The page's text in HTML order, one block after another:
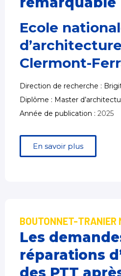
Ecole
Clermont-
Direction de recherche :
Diplôme : Master
Année de publication : 2025
En savoir plus
BOUTONNET-TRANIER
Les
réparations
des PTT